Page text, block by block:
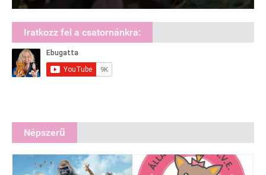
Iratkozz fel a csatornánkra:
Népszerű